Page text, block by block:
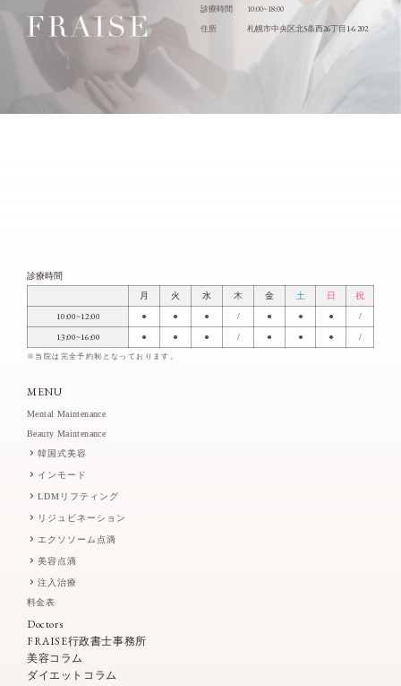
診療時間 10:00~18:00
住所 札幌市中央区北5条西26丁目 1-6 202
診療時間
月
火 水 木 金 土 日 祝
10:00~12:00 ● ● ● / ● ● ● /
13:00~16:00 ● ● ● / ● ● ● /
※当院は完全予約制となっております。
MENU
Mental Maintenance
Beauty Maintenance
韓国式美容
インモード
LDMリフティング
リジュビネーション
エクソソーム点滴
美容点滴
注入治療
料金表
Doctors
FRAISE行政書士事務所
美容コラム
ダイエットコラム